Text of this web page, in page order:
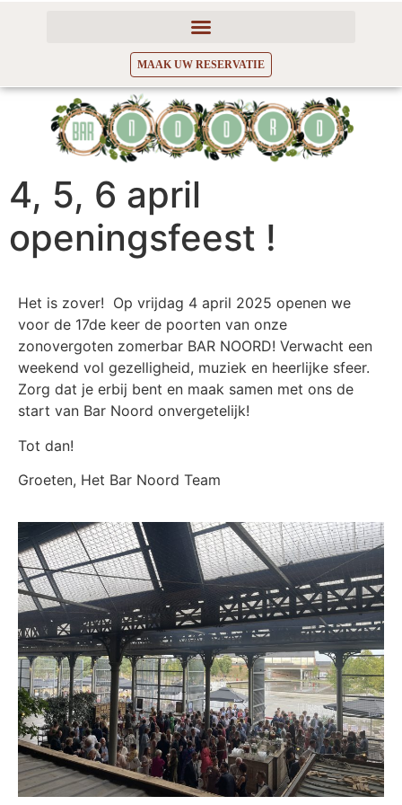
MAAK UW RESERVATIE
4, 5, 6 april
openingsfeest !
Het is zover! Op vrijdag 4 april 2025 openen we
voor de 17de keer de poorten van onze
zonovergoten zomerbar BAR NOORD! Verwacht een
weekend vol gezelligheid, muziek en heerlijke sfeer.
Zorg dat je erbij bent en maak samen met ons de
start van Bar Noord onvergetelijk!
Tot dan!
Groeten, Het Bar Noord Team